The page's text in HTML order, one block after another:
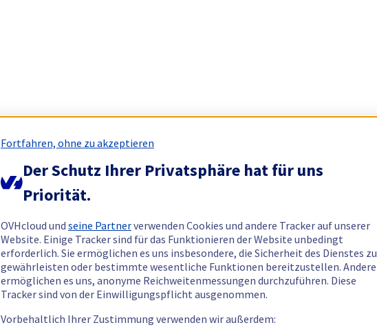
Fortfahren, ohne zu akzeptieren
Der Schutz Ihrer Privatsphäre hat für uns
Priorität.
OVHcloud und seine Partnerverwenden Cookies und andere Tracker auf unserer
Website. Einige Tracker sind für das Funktionieren der Website unbedingt
erforderlich. Sie ermöglichen es uns insbesondere, die Sicherheit des Dienstes zu
gewährleisten oder bestimmte wesentliche Funktionen bereitzustellen. Andere
ermöglichen es uns, anonyme Reichweitenmessungen durchzuführen. Diese
Tracker sind von der Einwilligungspflicht ausgenommen.
Vorbehaltlich Ihrer Zustimmung verwenden wir außerdem: